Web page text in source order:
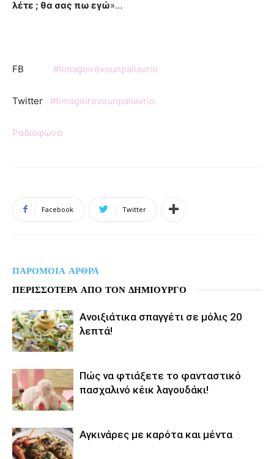
λέτε ; θα σας πω εγώ»…
FB #timageirevounpaliavrio
Twitter #timageirevounpaliavrio
Ραδιόφωνο
Facebook Twitter
ΠΑΡΟΜΟΙΑ ΑΡΘΡΑ
ΠΕΡΙΣΣΟΤΕΡΑ ΑΠΟ ΤΟΝ ΔΗΜΙΟΥΡΓΟ
Aνοιξιάτικα σπαγγέτι σε μόλις 20
λεπτά!
Πώς να φτιάξετε το φανταστικό
πασχαλινό κέικ λαγουδάκι!
Αγκινάρες με καρότα και μέντα